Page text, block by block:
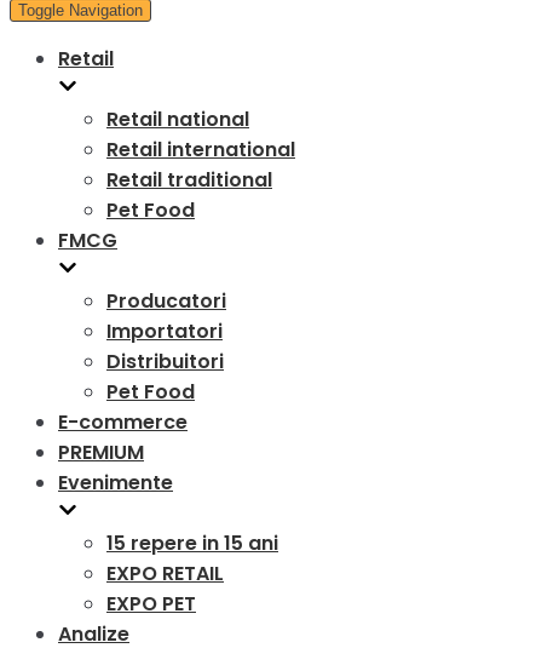
Toggle Navigation
Retail
Retail national
Retail international
Retail traditional
Pet Food
FMCG
Producatori
Importatori
Distribuitori
Pet Food
E-commerce
PREMIUM
Evenimente
15 repere in 15 ani
EXPO RETAIL
EXPO PET
Analize